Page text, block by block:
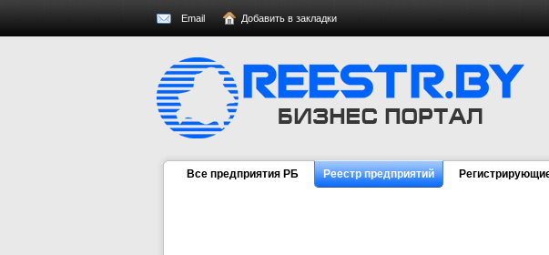
Email Добавить в закладки
Все предприятия РБ Реестр предприятий